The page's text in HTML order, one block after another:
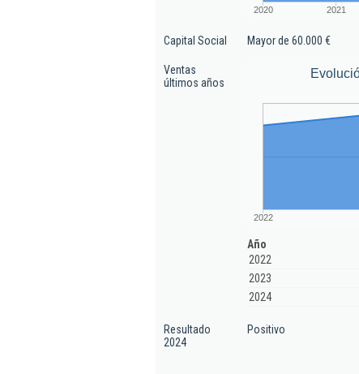
2020 2021
Capital Social Mayor de 60.000 €
Ventas
últimos años
2022
Año
2022
2023
2024
Resultado
2024
Positivo